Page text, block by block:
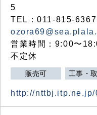
5
TEL：011-815-
営業時間：9:00〜
不定休
販売可 工事・
http://nttbj.itp.ne.jp/